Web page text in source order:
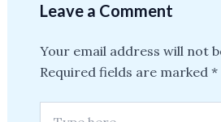
Leave a Comment
Your email address will not
Required fields are marked *